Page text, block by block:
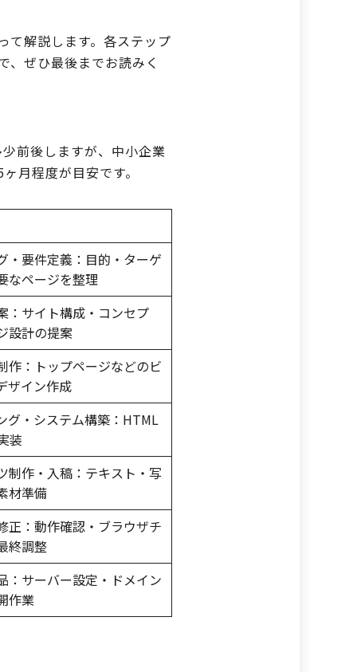
て解説します。各ステップ
、ぜひ最後までお読みく
前後しますが、中小企業
月程度が目安です。
・要件定義：目的・ターゲ
なページを整理
：サイト構成・コンセプ
設計の提案
作：トップページなどのビ
ザイン作成
グ・システム構築：HTML
装
制作・入稿：テキスト・写
材準備
正：動作確認・ブラウザチ
終調整
：サーバー設定・ドメイン
作業